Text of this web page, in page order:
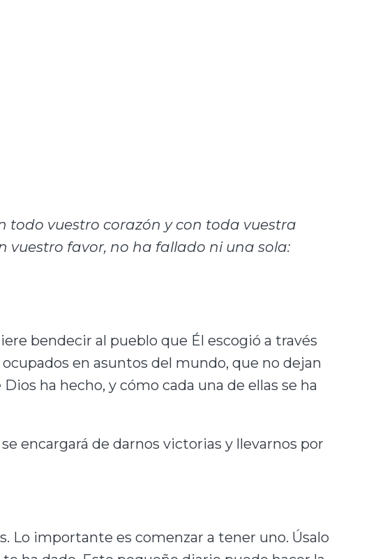
todo vuestro corazón y con toda vuestra
vuestro favor, no ha fallado ni una sola:
bendecir al pueblo que Él escogió a través
en asuntos del mundo, que no dejan
ha hecho, y cómo cada una de ellas se ha
encargará de darnos victorias y llevarnos por
Lo importante es comenzar a tener uno. Úsalo